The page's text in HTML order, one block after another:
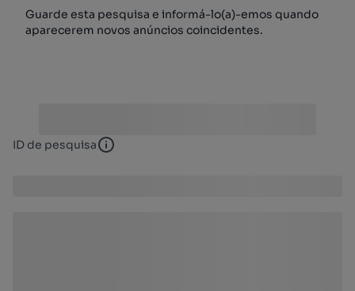
Guarde esta pesquisa e informá-lo(a)-emos quando
aparecerem novos anúncios coincidentes.
ID de pesquisa ID de pesquisa